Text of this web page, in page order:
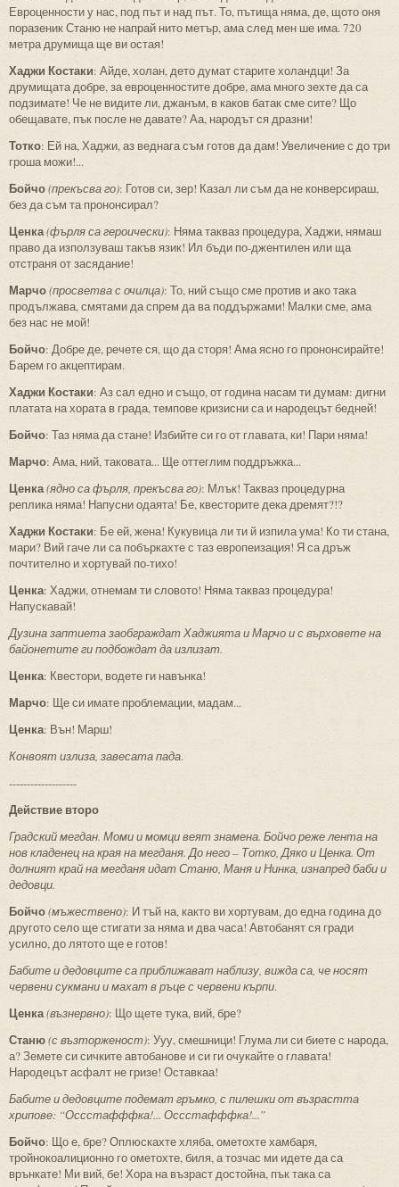
Евроценности у нас, под път и над път. То, пътища няма, де, щото оня
поразеник Станю не напрай нито метър, ама след мен ше има. 720
метра друмища ще ви остая!
Хаджи Костаки: Айде, холан, дето думат старите холандци! За
друмищата добре, за евроценностите добре, ама много зехте да са
подзимате! Че не видите ли, джанъм, в каков батак сме сите? Що
обещавате, пък после не давате? Аа, народът ся дразни!
Тотко: Ей на, Хаджи, аз веднага съм готов да дам! Увеличение с до три
гроша можи!...
Бойчо(прекъсва го): Готов си, зер! Казал ли съм да не конверсираш,
без да съм та прононсирал?
Ценка(фърля са героически): Няма такваз процедура, Хаджи, нямаш
право да използуваш такъв язик! Ил бъди по-джентилен или ща
отстраня от засядание!
Марчо(просветва с очилца): То, ний също сме против и ако така
продължава, смятами да спрем да ва поддържами! Малки сме, ама
без нас не мой!
Бойчо: Добре де, речете ся, що да сторя! Ама ясно го прононсирайте!
Барем го акцептирам.
Хаджи Костаки: Аз сал едно и също, от година насам ти думам: дигни
платата на хората в града, темпове кризисни са и народецът бедней!
Бойчо: Таз няма да стане! Избийте си го от главата, ки! Пари няма!
Марчо: Ама, ний, таковата... Ще оттеглим поддръжка...
Ценка(ядно са фърля, прекъсва го): Млък! Такваз процедурна
реплика няма! Напусни одаята! Бе, квесторите дека дремят?!?
Хаджи Костаки: Бе ей, жена! Кукувица ли ти й изпила ума! Ко ти стана,
мари? Вий гаче ли са побъркахте с таз европеизация! Я са дръж
почтително и хортувай по-тихо!
Ценка: Хаджи, отнемам ти словото! Няма такваз процедура!
Напускавай!
Дузина заптиета заобграждат Хаджията и Марчо и с върховете на
байонетите ги подбождат да излизат.
Ценка: Квестори, водете ги навънка!
Марчо: Ще си имате проблемации, мадам...
Ценка: Вън! Марш!
Конвоят излиза, завесата пада.
-------------------
Действие второ
Градский мегдан. Моми и момци веят знамена. Бойчо реже лента на
нов кладенец на края на мегданя. До него – Тотко, Дяко и Ценка. От
долният край на мегданя идат Станю, Маня и Нинка, изнапред баби и
дедовци.
Бойчо(мъжествено): И тъй на, както ви хортувам, до една година до
другото село ще стигати за няма и два часа! Автобанят ся гради
усилно, до лятото ще е готов!
Бабите и дедовците са приближават наблизу, вижда са, че носят
червени сукмани и махат в ръце с червени кърпи.
Ценка(възнервно): Що щете тука, вий, бре?
Станю(с възторженост): Ууу, смешници! Глума ли си биете с народа,
а? Земете си сичките автобанове и си ги очукайте о главата!
Народецът асфалт не гризе! Оставкаа!
Бабите и дедовците подемат гръмко, с пилешки от възрастта
хрипове: “Оссстафффка!... Оссстафффка!...”
Бойчо: Що е, бре? Оплюскахте хляба, ометохте хамбаря,
тройнокоалиционно го ометохте, биля, а тозчас ми идете да са
врънкате! Ми вий, бе! Хора на възраст достойна, пък така са